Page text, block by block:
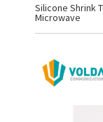
Silicone Shrink
Microwave